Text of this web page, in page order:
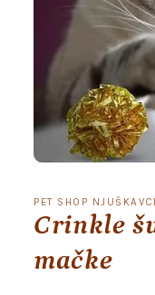
1
in
modal
PET SHOP NJUŠKAVCI
Crinkle
mačke